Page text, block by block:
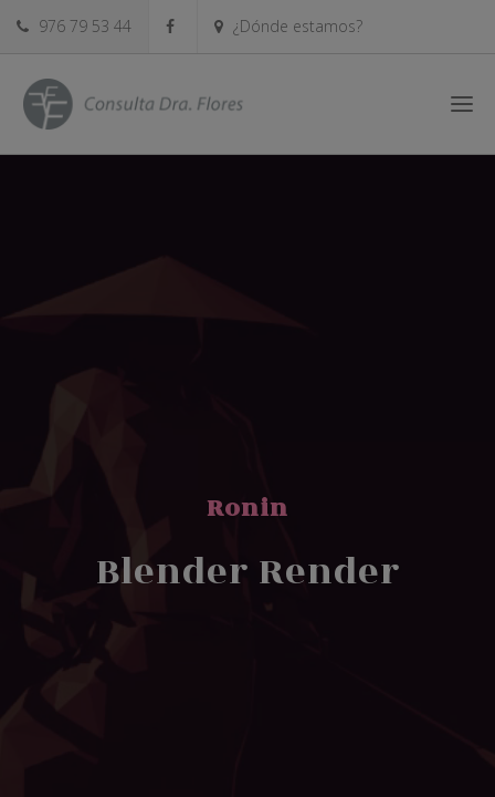
976 79 53 44 ¿Dónde estamos?
Ronin
Blender Render